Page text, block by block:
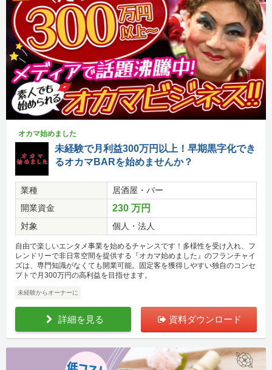
オカマ始めました
未経験で月利益300万円以上！早期黒字化でき
るオカマBARを始めませんか？
業種
居酒屋・バー
開業資金
230 万円
対象 個人・法人
自由で楽しいエンタメ事業を始めるチャンスです！多様性を受け入れ、フ
レンドリーで非日常空間を提供する『オカマ始めました』のフランチャイ
ズは、専門知識がなくても開業可能。固定客を獲得しやすい独自のコンセ
プトで月300万円の高利益を目指せます。
未経験からオーナーに
詳細を見る 資料ダウンロード